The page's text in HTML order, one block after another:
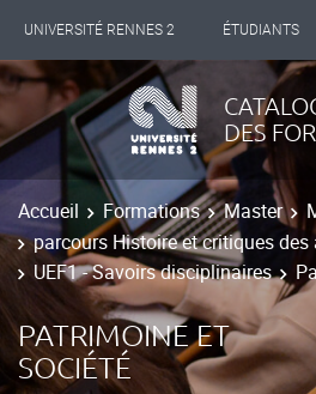
UNIVERSITÉ RENNES 2 ÉTUDIANTS
INTERNATIONAL PROFESSIONNELS
LES NOUVELLES DE RENNES 2
DES
Accueil Formations Master
parcours Histoire et critiques des
UEF1 - Savoirs disciplinaires
PATRIMOINE ET
SOCIÉTÉ